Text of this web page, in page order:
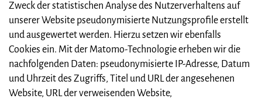
Zweck der statistischen Analyse des Nutzerverhaltens auf
unserer Website pseudonymisierte Nutzungsprofile erstellt
und ausgewertet werden. Hierzu setzen wir ebenfalls
Cookies ein. Mit der Matomo-Technologie erheben wir die
nachfolgenden Daten: pseudonymisierte IP-Adresse, Datum
und Uhrzeit des Zugriffs, Titel und URL der angesehenen
Website, URL der verweisenden Website,